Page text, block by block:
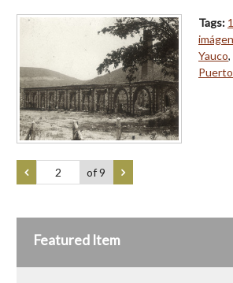
Tags:
Yauco,
of 9
Featured Item